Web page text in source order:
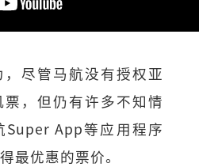
尽管马航没有授权亚
，但仍有许多不知情
Super App等应用程序
最优惠的票价。